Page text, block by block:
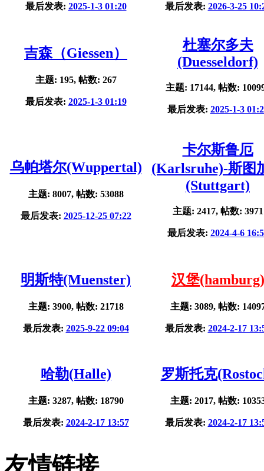
最后发表: 2025-1-3 01:20 最后发表: 2026-3-25
吉森（Giessen）
主题: 195, 帖数: 267
最后发表: 2025-1-3 01:19
杜塞尔多夫
(Duesseldorf)
主题: 17144, 帖数:
最后发表: 2025-1-3
乌帕塔尔(Wuppertal)
主题: 8007, 帖数: 53088
最后发表: 2025-12-25 07:22
卡尔斯鲁厄
(Karlsruhe)-斯图
(Stuttgart)
主题: 2417, 帖数: 3971
最后发表: 2024-4-6
明斯特(Muenster)
主题: 3900, 帖数: 21718
最后发表: 2025-9-22 09:04
汉堡(hamburg)
主题: 3089, 帖数:
最后发表: 2024-2-17
哈勒(Halle)
主题: 3287, 帖数: 18790
最后发表: 2024-2-17 13:57
罗斯托克
主题: 2017, 帖数:
最后发表: 2024-2-17
友情链接